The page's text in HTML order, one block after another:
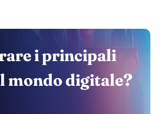
i principali
mondo digitale?